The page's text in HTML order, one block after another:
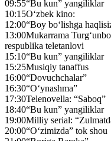
09:55“Bu kun” yangiliklar
10:15O‘zbek kino:
12:00“Boy bo‘lishga
13:00Mukarrama
respublika teletanlovi
15:10“Bu kun” yangiliklar
15:25Musiqiy tanaffus
16:00“Dovuchchalar”
16:30“O‘ynashma”
17:30Telenovella: “Saboq”
18:40“Bu kun” yangiliklar
19:00Milliy serial:
20:00“O‘zimizda” tok shou